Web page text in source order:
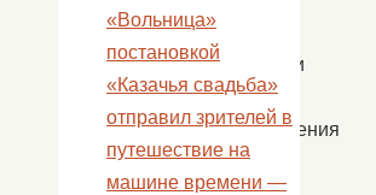
фантазии
для
изготовления
поделки.
«Вольница»
постановкой
«Казачья свадьба»
отправил зрителей в
путешествие на
машине времени —